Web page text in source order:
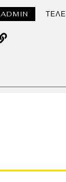
ADMIN